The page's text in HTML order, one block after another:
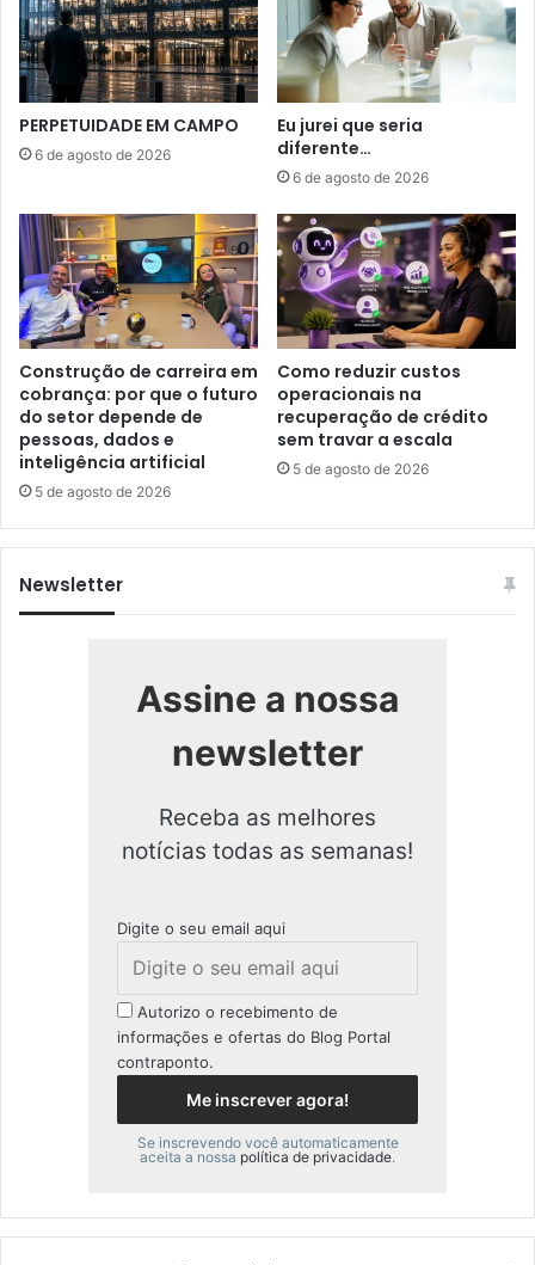
PERPETUIDADE EM CAMPO
6 de agosto de 2026
Eu jurei que seria
diferente…
6 de agosto de 2026
Construção de carreira em
cobrança: por que o futuro
do setor depende de
pessoas, dados e
inteligência artificial
5 de agosto de 2026
Como reduzir custos
operacionais na
recuperação de crédito
sem travar a escala
5 de agosto de 2026
Newsletter
Assine a nossa
newsletter
Receba as melhores
notícias todas as semanas!
Digite o seu email aqui
Autorizo o recebimento de
informações e ofertas do Blog Portal
contraponto.
Se inscrevendo você automaticamente
aceita a nossa política de privacidade.